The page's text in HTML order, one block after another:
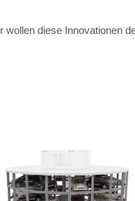
diese Innovationen